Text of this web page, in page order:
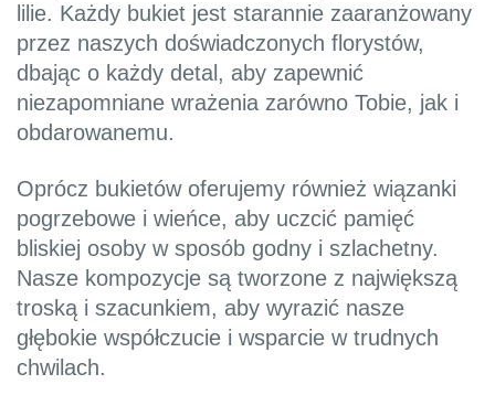
lilie. Każdy bukiet jest starannie zaaranżowany
przez naszych doświadczonych florystów,
dbając o każdy detal, aby zapewnić
niezapomniane wrażenia zarówno Tobie, jak i
obdarowanemu.
Oprócz bukietów oferujemy również wiązanki
pogrzebowe i wieńce, aby uczcić pamięć
bliskiej osoby w sposób godny i szlachetny.
Nasze kompozycje są tworzone z największą
troską i szacunkiem, aby wyrazić nasze
głębokie współczucie i wsparcie w trudnych
chwilach.